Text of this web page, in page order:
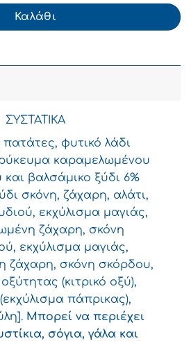
Καλάθι
ΣΥΣΤΑΤΙΚΑ
πατάτες, φυτικό λάδι
καραμελωμένου
βαλσάμικο ξύδι 6%
σκόνη, ζάχαρη, αλάτι,
εκχύλισμα μαγιάς,
ζάχαρη, σκόνη
εκχύλισμα μαγιάς,
ζάχαρη, σκόνη σκόρδου,
(κιτρικό οξύ),
πάπρικας),
Μπορεί να περιέχει
σόγια, γάλα και